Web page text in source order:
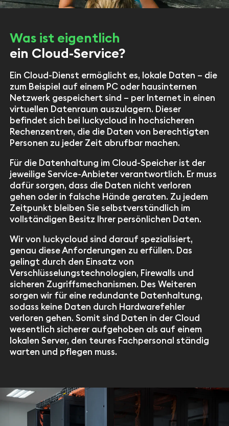
Was ist eigentlich
ein Cloud-Service?
Ein Cloud-Dienst ermöglicht es, lokale Daten – die
zum Beispiel auf einem PC oder hausinternen
Netzwerk gespeichert sind – per Internet in einen
virtuellen Datenraum auszulagern. Dieser
befindet sich bei luckycloud in hochsicheren
Rechenzentren, die die Daten von berechtigten
Personen zu jeder Zeit abrufbar machen.
Für die Datenhaltung im Cloud-Speicher ist der
jeweilige Service-Anbieter verantwortlich. Er muss
dafür sorgen, dass die Daten nicht verloren
gehen oder in falsche Hände geraten. Zu jedem
Zeitpunkt bleiben Sie selbstverständlich im
vollständigen Besitz Ihrer persönlichen Daten.
Wir von luckycloud sind darauf spezialisiert,
genau diese Anforderungen zu erfüllen. Das
gelingt durch den Einsatz von
Verschlüsselungstechnologien, Firewalls und
sicheren Zugriffsmechanismen. Des Weiteren
sorgen wir für eine redundante Datenhaltung,
sodass keine Daten durch Hardwarefehler
verloren gehen. Somit sind Daten in der Cloud
wesentlich sicherer aufgehoben als auf einem
lokalen Server, den teures Fachpersonal ständig
warten und pflegen muss.